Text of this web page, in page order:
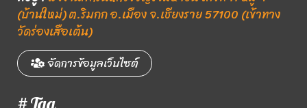
(บ้านใหม่) ต.ริมกก อ.เมือง จ.เชียงราย 57100 (เข้าทาง
วัดร่องเสือเต้น)
จัดการข้อมูลเว็บไซต์